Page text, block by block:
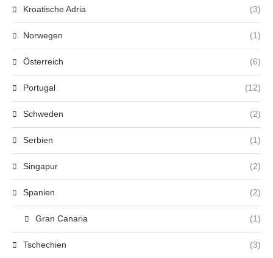
Kroatische Adria (3)
Norwegen (1)
Österreich (6)
Portugal (12)
Schweden (2)
Serbien (1)
Singapur (2)
Spanien (2)
Gran Canaria (1)
Tschechien (3)